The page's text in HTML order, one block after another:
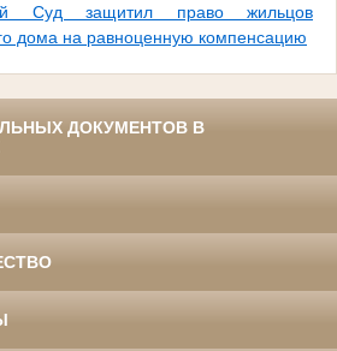
Суд защитил право жильцов
дома на равноценную компенсацию
ДОКУМЕНТОВ В